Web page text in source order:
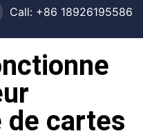
Call: +86 18926195586
de cartes